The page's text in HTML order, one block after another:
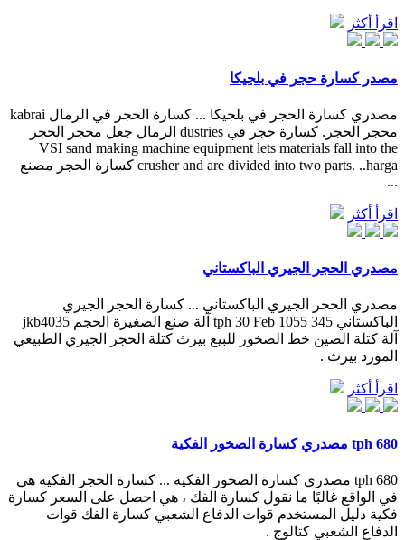
اقرأ أكثر
مصدر كسارة حجر في بلجيكا
مصدري كسارة الحجر في بلجيكا ... كسارة الحجر في الرمال kabrai
محجر الحجر. كسارة حجر في dustries الرمال جعل محجر الحجر
VSI sand making machine equipment lets materials fall into the
crusher and are divided into two parts. ..harga كسارة الحجر مصنع
...
اقرأ أكثر
مصدري الحجر الجيري الباكستاني
مصدري الحجر الجيري الباكستاني ... كسارة الحجر الجيري
الباكستاني 345 tph 30 Feb 1055 آلة صنع الصغيرة الحجم jkb4035
آلة كتلة الصين خط الصخور للبيع بيرث كتلة الحجر الجيري الطبيعي
المورد بيرث .
اقرأ أكثر
680 tph مصدري كسارة الصخور الفكية
680 tph مصدري كسارة الصخور الفكية ... كسارة الحجر الفكية هي
في الواقع غالبًا ما نقول كسارة الفك ، هي احصل على السعر كسارة
فكية دليل المستخدم قوات الدفاع الشعبي كسارة الفك قوات
الدفاع الشعبي كتالوج .